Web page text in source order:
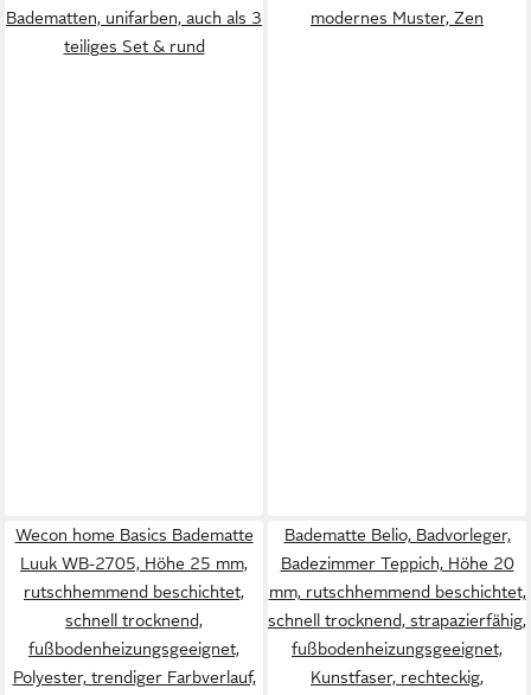
Badematten, unifarben, auch als 3
teiliges Set & rund
modernes Muster, Zen
Wecon home Basics Badematte
Luuk WB-2705, Höhe 25 mm,
rutschhemmend beschichtet,
schnell trocknend,
fußbodenheizungsgeeignet,
Polyester, trendiger Farbverlauf,
Badematte Belio, Badvorleger,
Badezimmer Teppich, Höhe 20
mm, rutschhemmend beschichtet,
schnell trocknend, strapazierfähig,
fußbodenheizungsgeeignet,
Kunstfaser, rechteckig,